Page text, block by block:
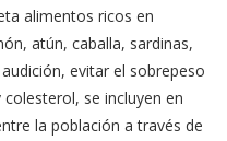
alimentos ricos en
atún, caballa, sardinas,
evitar el sobrepeso
se incluyen en
la población a través de